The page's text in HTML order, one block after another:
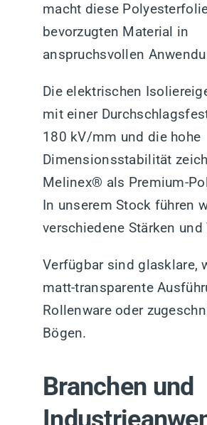
macht diese
bevorzugten Material in
anspruchsvollen
Die elektrischen
mit einer
180 kV/mm und die hohe
Dimensionsstabilität
Melinex® als Premium-
In unserem Stock führen
verschiedene Stärken und
Verfügbar sind glasklare,
matt-transparente
Rollenware oder
Bögen.
Branchen und